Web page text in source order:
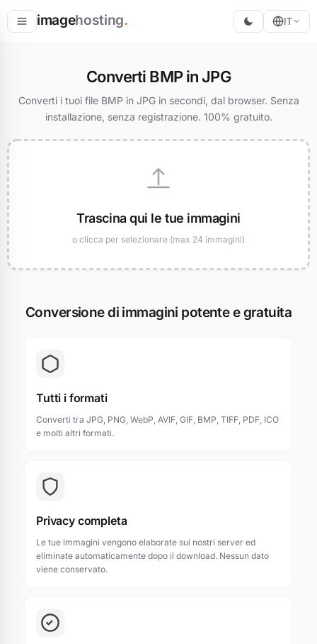
imagehosting.
Ridimensiona
IT
Converti BMP in JPG
Converti i tuoi file BMP in JPG in secondi, dal browser. Senza
installazione, senza registrazione. 100% gratuito.
Trascina qui le tue immagini
o clicca per selezionare (max 24 immagini)
Conversione di immagini potente e gratuita
Tutti i formati
Converti tra JPG, PNG, WebP, AVIF, GIF, BMP, TIFF, PDF, ICO
e molti altri formati.
Privacy completa
Le tue immagini vengono elaborate sui nostri server ed
eliminate automaticamente dopo il download. Nessun dato
viene conservato.